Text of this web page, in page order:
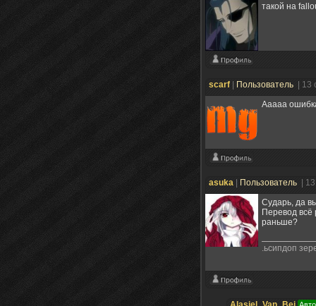
такой на
scarf Пользователь
|
Ааааа
asuka Пользователь
|
Сударь, да
Перевод всё
раньше?
.ьсипдоп